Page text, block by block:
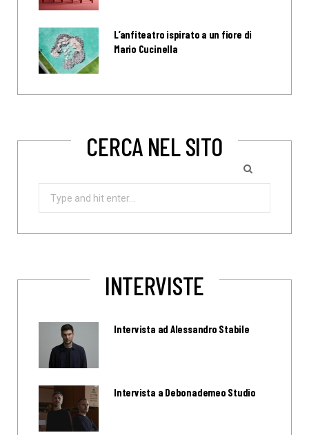
L’anfiteatro ispirato a un fiore di
Mario Cucinella
CERCA NEL SITO
INTERVISTE
Intervista ad Alessandro Stabile
Intervista a Debonademeo Studio